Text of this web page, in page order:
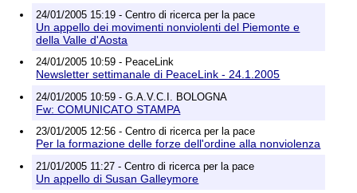
24/01/2005 15:19 - Centro di ricerca per la pace
Un appello dei movimenti nonviolenti del Piemonte e
della Valle d'Aosta
24/01/2005 10:59 - PeaceLink
Newsletter settimanale di PeaceLink - 24.1.2005
24/01/2005 10:59 - G.A.V.C.I. BOLOGNA
Fw: COMUNICATO STAMPA
23/01/2005 12:56 - Centro di ricerca per la pace
Per la formazione delle forze dell'ordine alla nonviolenza
21/01/2005 11:27 - Centro di ricerca per la pace
Un appello di Susan Galleymore